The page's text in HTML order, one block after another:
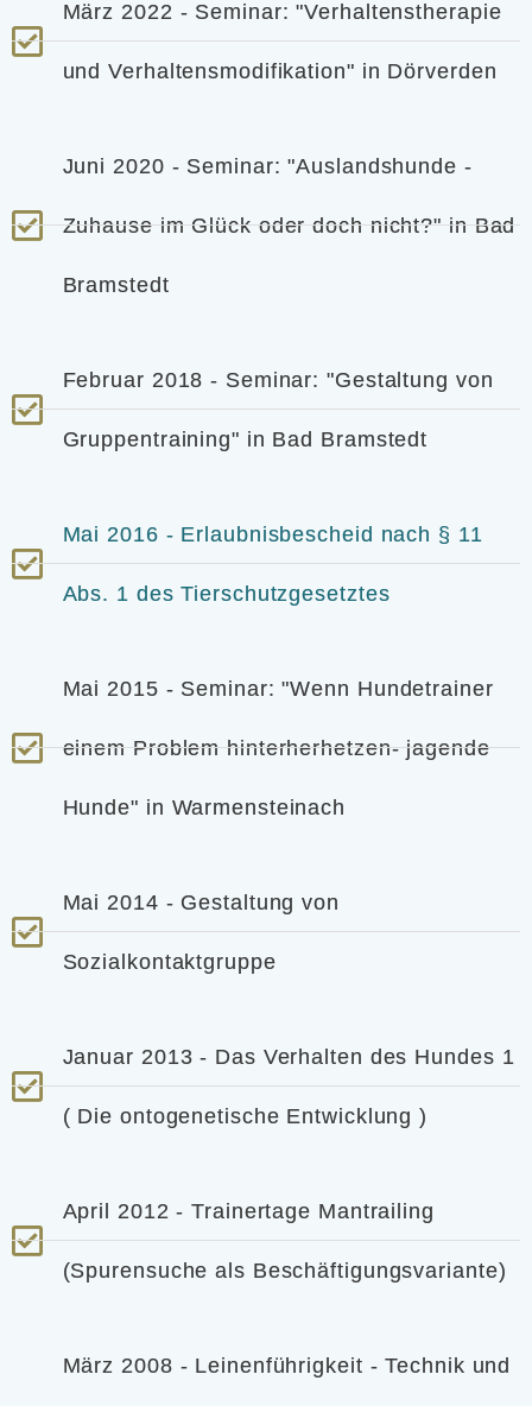
März 2022 - Seminar: "Verhaltenstherapie
und Verhaltensmodifikation" in Dörverden
Juni 2020 - Seminar: "Auslandshunde -
Zuhause im Glück oder doch nicht?" in Bad
Bramstedt
Februar 2018 - Seminar: "Gestaltung von
Gruppentraining" in Bad Bramstedt
Mai 2016 - Erlaubnisbescheid nach § 11
Abs. 1 des Tierschutzgesetztes
Mai 2015 - Seminar: "Wenn Hundetrainer
einem Problem hinterherhetzen- jagende
Hunde" in Warmensteinach
Mai 2014 - Gestaltung von
Sozialkontaktgruppe
Januar 2013 - Das Verhalten des Hundes 1
( Die ontogenetische Entwicklung )
April 2012 - Trainertage Mantrailing
(Spurensuche als Beschäftigungsvariante)
März 2008 - Leinenführigkeit - Technik und